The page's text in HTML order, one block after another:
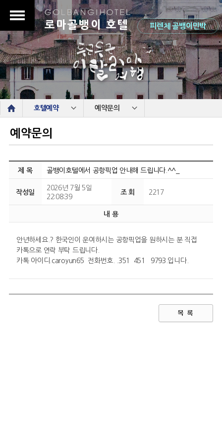
로마골뱅이 호텔 피렌체 골뱅이민박
호텔예약 예약문의
예약문의
제 목 골뱅이호텔에서 공항픽업 안내해 드립니다.^^_
작성일
2026년 7월 5일
22:08:39
조 회 2217
내 용
안년하세요.? 한국인이 운여하시는 공항픽업을 원하시는 분 직접
카톡으로 연락 부탁 드립니다.
카톡 아이디.caroyun65 전화번호. .351 451 9793.입니다.